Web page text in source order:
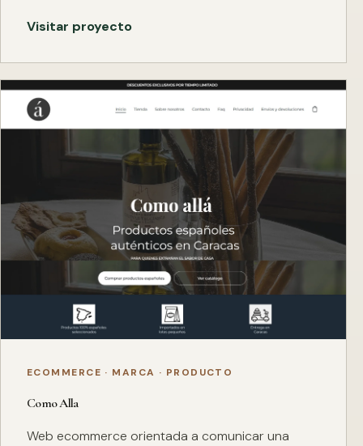
Visitar proyecto
ECOMMERCE · MARCA · PRODUCTO
Como Alla
Web ecommerce orientada a comunicar una